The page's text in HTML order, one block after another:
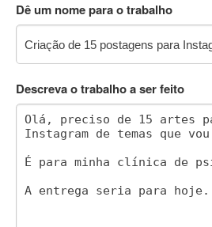
Dê um nome para o trabalho
Descreva o trabalho a ser feito